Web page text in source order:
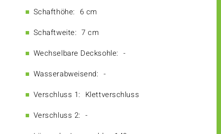
Schafthöhe: 6 cm
Schaftweite: 7 cm
Wechselbare Decksohle: -
Wasserabweisend: -
Verschluss 1: Klettverschluss
Verschluss 2: -